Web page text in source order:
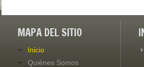
MAPA DEL SITIO
Inicio
Quiénes Somos